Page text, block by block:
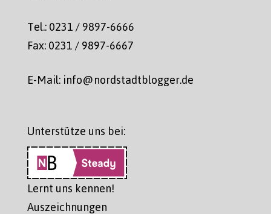
Tel.: 0231 / 9897-6666
Fax: 0231 / 9897-6667
E-Mail: info@nordstadtblogger.de
Unterstütze uns bei:
Lernt uns kennen!
Auszeichnungen